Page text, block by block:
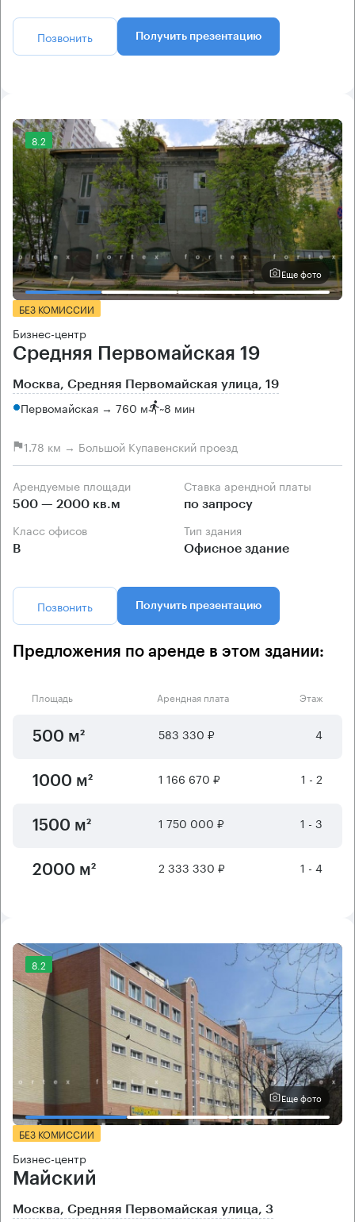
Позвонить Получить презентацию
8.2
Еще фото
БЕЗ КОМИССИИ
Бизнес-центр
Средняя Первомайская 19
Москва, Средняя Первомайская улица, 19
Первомайская → 760 м ~8 мин
1.78 км → Большой Купавенский проезд
Арендуемые площади
500 — 2000 кв.м
Ставка арендной платы
по запросу
Класс офисов
B
Тип здания
Офисное здание
Позвонить Получить презентацию
Предложения по аренде в этом здании:
Площадь Арендная плата Этаж
500 м² 583 330 ₽ 4
1000 м² 1 166 670 ₽ 1 - 2
1500 м² 1 750 000 ₽ 1 - 3
2000 м² 2 333 330 ₽ 1 - 4
8.2
Еще фото
БЕЗ КОМИССИИ
Бизнес-центр
Майский
Москва, Средняя Первомайская улица, 3